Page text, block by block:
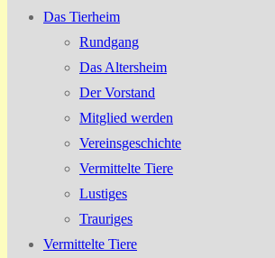
Das Tierheim
Rundgang
Das Altersheim
Der Vorstand
Mitglied werden
Vereinsgeschichte
Vermittelte Tiere
Lustiges
Trauriges
Vermittelte Tiere